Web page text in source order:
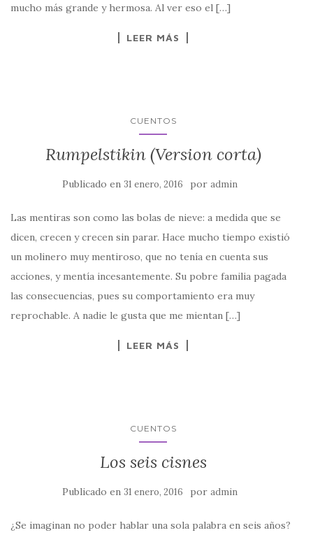
mucho más grande y hermosa. Al ver eso el […]
LEER MÁS
CUENTOS
Rumpelstikin (Version corta)
Publicado en 31 enero, 2016 por admin
Las mentiras son como las bolas de nieve: a medida que se
dicen, crecen y crecen sin parar. Hace mucho tiempo existió
un molinero muy mentiroso, que no tenía en cuenta sus
acciones, y mentía incesantemente. Su pobre familia pagada
las consecuencias, pues su comportamiento era muy
reprochable. A nadie le gusta que me mientan […]
LEER MÁS
CUENTOS
Los seis cisnes
Publicado en 31 enero, 2016 por admin
¿Se imaginan no poder hablar una sola palabra en seis años?